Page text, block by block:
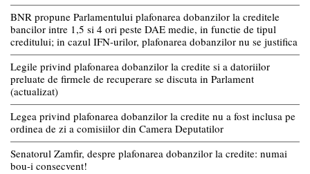
BNR propune Parlamentului plafonarea dobanzilor la creditele
bancilor intre 1,5 si 4 ori peste DAE medie, in functie de tipul
creditului; in cazul IFN-urilor, plafonarea dobanzilor nu se justifica
Legile privind plafonarea dobanzilor la credite si a datoriilor
preluate de firmele de recuperare se discuta in Parlament
(actualizat)
Legea privind plafonarea dobanzilor la credite nu a fost inclusa pe
ordinea de zi a comisiilor din Camera Deputatilor
Senatorul Zamfir, despre plafonarea dobanzilor la credite: numai
bou-i consecvent!